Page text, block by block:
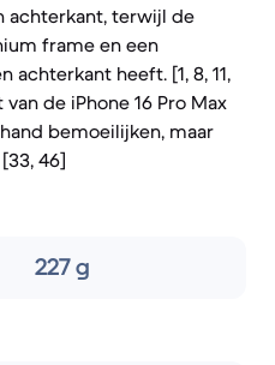
achterkant, terwijl de
frame en een
heeft. [1, 8, 11,
de iPhone 16 Pro Max
bemoeilijken, maar
46]
227 g